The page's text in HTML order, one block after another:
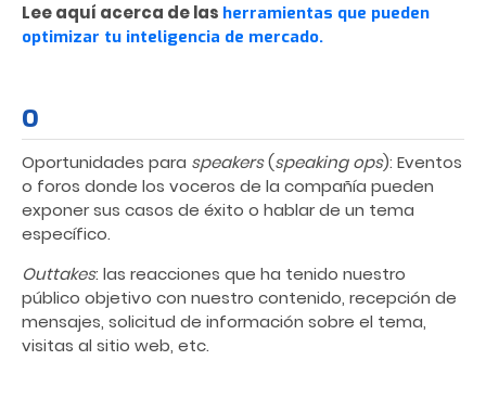
Lee aquí acerca de las herramientas que pueden
optimizar tu inteligencia de mercado.
O
Oportunidades para speakers(speaking ops): Eventos
o foros donde los voceros de la compañía pueden
exponer sus casos de éxito o hablar de un tema
específico.
Outtakes: las reacciones que ha tenido nuestro
público objetivo con nuestro contenido, recepción de
mensajes, solicitud de información sobre el tema,
visitas al sitio web, etc.